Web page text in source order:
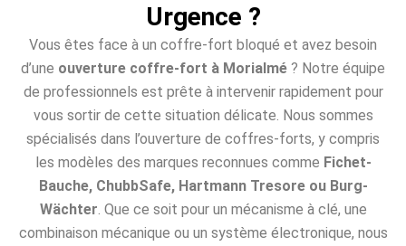
Urgence ?
Vous êtes face à un coffre-fort bloqué et avez besoin
d’une ouverture coffre-fort à Morialmé ? Notre équipe
de professionnels est prête à intervenir rapidement pour
vous sortir de cette situation délicate. Nous sommes
spécialisés dans l’ouverture de coffres-forts, y compris
les modèles des marques reconnues comme Fichet-
Bauche, ChubbSafe, Hartmann Tresore ou Burg-
Wächter . Que ce soit pour un mécanisme à clé, une
combinaison mécanique ou un système électronique, nous